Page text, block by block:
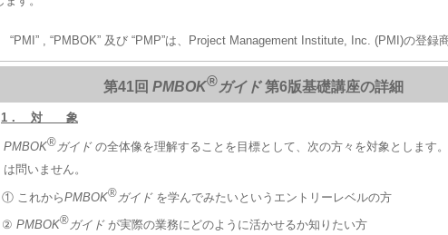
“PMI” , “PMBOK” 及び “PMP”は、Project Management Institute, Inc. (PMI)の登録商
第41回 PMBOK®ガイド第6版基礎講座の詳細
1． 対 象
PMBOK®ガイドの全体像を理解することを目標として、次の方々を対象とします
は問いません。
① これからPMBOK®ガイドを学んでみたいというエントリーレベルの方
② PMBOK®ガイドが実際の業務にどのように活かせるか知りたい方